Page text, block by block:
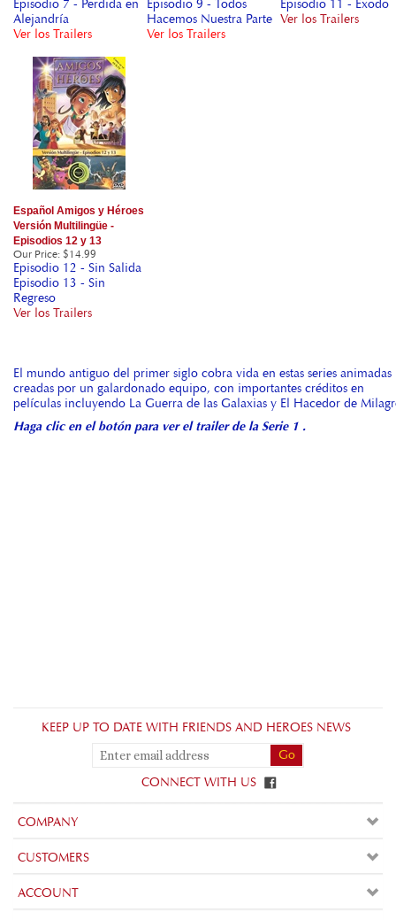
Episodio 7 - Perdida en
Alejandría
Ver los Trailers
Episodio 9 - Todos
Hacemos Nuestra Parte
Ver los Trailers
Episodio 11 - Éxodo
Ver los Trailers
Español Amigos y Héroes
Versión Multilingüe -
Episodios 12 y 13
Our Price: $14.99
Episodio 12 - Sin Salida
Episodio 13 - Sin
Regreso
Ver los Trailers
El mundo antiguo del primer siglo cobra vida en estas series animadas
creadas por un galardonado equipo, con importantes créditos en
películas incluyendo La Guerra de las Galaxias y El Hacedor de
Haga clic en el botón para ver el trailer de la Serie 1 .
KEEP UP TO DATE WITH FRIENDS AND HEROES NEWS
CONNECT WITH US
COMPANY
CUSTOMERS
ACCOUNT